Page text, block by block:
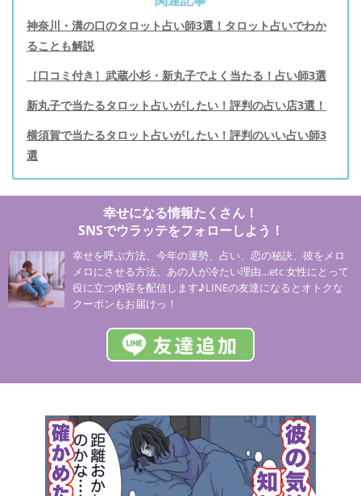
神奈川・溝の口のタロット占い師3選！タロット占いでわか
ることも解説
［口コミ付き］武蔵小杉・新丸子でよく当たる！占い師3選
新丸子で当たるタロット占いがしたい！評判の占い店3選！
横須賀で当たるタロット占いがしたい！評判のいい占い師3
選
幸せになる情報たくさん！
SNSでウラッテをフォローしよう！
幸せを呼ぶ方法、今年の運勢、占い、恋の秘訣、彼をメロ
メロにさせる方法、あの人が冷たい理由…etc 女性にとって
役に立つ内容を配信します♪LINEの友達になるとオトクな
クーポンもお届けっ！